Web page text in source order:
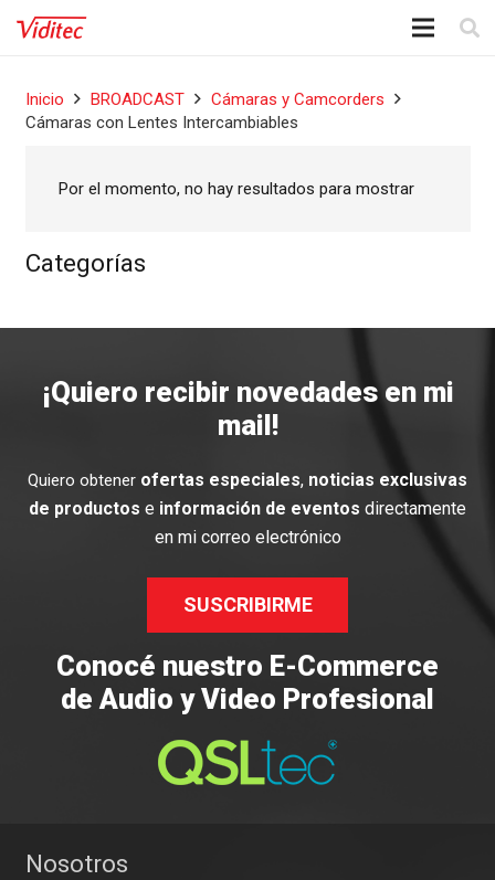
Inicio BROADCAST
Cámaras y Camcorders
Cámaras con Lentes Intercambiables
Por el momento, no hay resultados para mostrar
Categorías
¡Quiero recibir novedades en mi
mail!
Quiero obtener ofertas especiales, noticias exclusivas
de productos e información de eventos directamente
en mi correo electrónico
SUSCRIBIRME
Conocé nuestro E-Commerce
de Audio y Video Profesional
Nosotros